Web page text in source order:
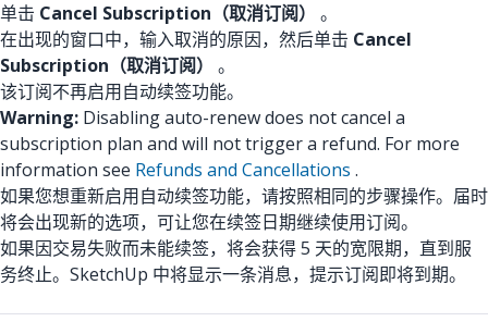
单击 Cancel Subscription（取消订阅）
。
在出现的窗口中，输入取消的原因，然后单击 Cancel
Subscription（取消订阅）
。
该订阅不再启用自动续签功能。
Warning: Disabling auto-renew does not cancel a
subscription plan and will not trigger a refund. For more
information see Refunds and Cancellations .
如果您想重新启用自动续签功能，请按照相同的步骤操作。届时
将会出现新的选项，可让您在续签日期继续使用订阅。
如果因交易失败而未能续签，将会获得 5 天的宽限期，直到服
务终止。SketchUp 中将显示一条消息，提示订阅即将到期。